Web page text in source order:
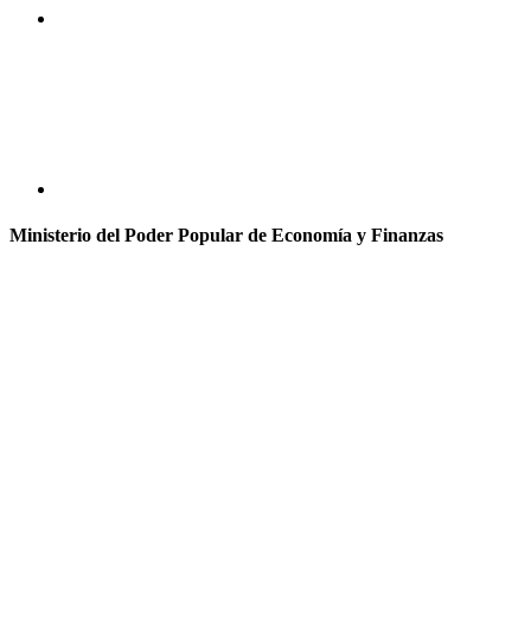
Ministerio del Poder Popular de Economía y Finanzas